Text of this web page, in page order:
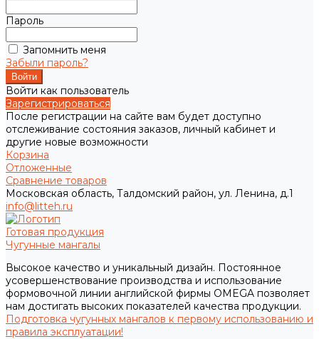
Пароль
Запомнить меня
Забыли пароль?
Войти как пользователь
Зарегистрироваться
После регистрации на сайте вам будет доступно
отслеживание состояния заказов, личный кабинет и
другие новые возможности
Корзина
Отложенные
Сравнение товаров
Московская область, Талдомский район, ул. Ленина, д.1
info@litteh.ru
Готовая продукция
Чугунные мангалы
Высокое качество и уникальный дизайн. Постоянное
усовершенствование производства и использование
формовочной линии английской фирмы OMEGA позволяет
нам достигать высоких показателей качества продукции.
Подготовка чугунных мангалов к первому использованию и
правила эксплуатации!